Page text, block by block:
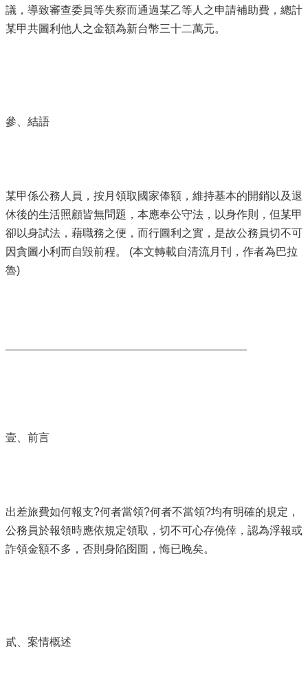
議，導致審查委員等失察而通過某乙等人之申請補助費，總計
某甲共圖利他人之金額為新台幣三十二萬元。
參、結語
某甲係公務人員，按月領取國家俸額，維持基本的開銷以及退
休後的生活照顧皆無問題，本應奉公守法，以身作則，但某甲
卻以身試法，藉職務之便，而行圖利之實，是故公務員切不可
因貪圖小利而自毀前程。 (本文轉載自清流月刊，作者為巴拉
魯)
壹、前言
出差旅費如何報支?何者當領?何者不當領?均有明確的規定，
公務員於報領時應依規定領取，切不可心存僥倖，認為浮報或
詐領金額不多，否則身陷囹圄，悔已晚矣。
貳、案情概述